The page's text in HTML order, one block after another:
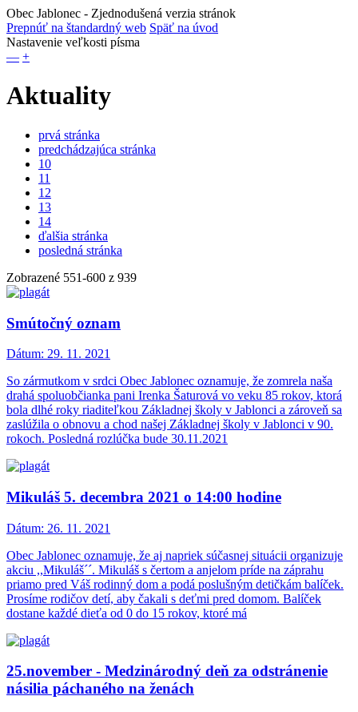
Obec Jablonec - Zjednodušená verzia stránok
Prepnúť na štandardný web Späť na úvod
Nastavenie veľkosti písma
— +
Aktuality
prvá stránka
predchádzajúca stránka
10
11
12
13
14
ďalšia stránka
posledná stránka
Zobrazené 551-600 z 939
Smútočný oznam
Dátum: 29. 11. 2021
So zármutkom v srdci Obec Jablonec oznamuje, že zomrela naša
drahá spoluobčianka pani Irenka Šaturová vo veku 85 rokov, ktorá
bola dlhé roky riaditeľkou Základnej školy v Jablonci a zároveň sa
zaslúžila o obnovu a chod našej Základnej školy v Jablonci v 90.
rokoch. Posledná rozlúčka bude 30.11.2021
Mikuláš 5. decembra 2021 o 14:00 hodine
Dátum: 26. 11. 2021
Obec Jablonec oznamuje, že aj napriek súčasnej situácii organizuje
akciu ,,Mikuláš´´. Mikuláš s čertom a anjelom príde na záprahu
priamo pred Váš rodinný dom a podá poslušným detičkám balíček.
Prosíme rodičov detí, aby čakali s deťmi pred domom. Balíček
dostane každé dieťa od 0 do 15 rokov, ktoré má
25.november - Medzinárodný deň za odstránenie
násilia páchaného na ženách